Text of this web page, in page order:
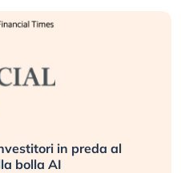
in preda al
bolla AI